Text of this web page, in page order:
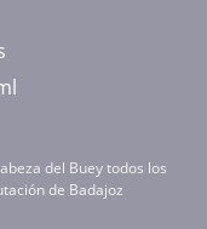
del Buey todos los
de Badajoz